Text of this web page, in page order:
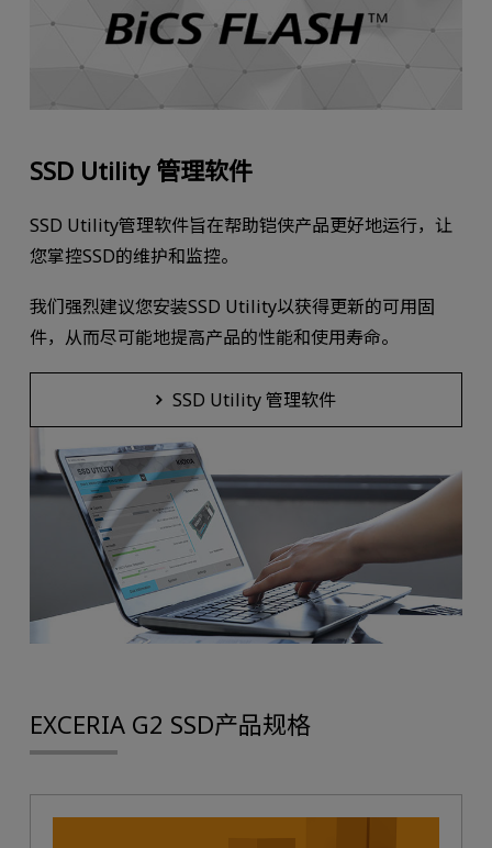
SSD Utility 管理软件
SSD Utility管理软件旨在帮助铠侠产品更好地运行，让
您掌控SSD的维护和监控。
我们强烈建议您安装SSD Utility以获得更新的可用固
件，从而尽可能地提高产品的性能和使用寿命。
SSD Utility 管理软件
EXCERIA G2 SSD产品规格